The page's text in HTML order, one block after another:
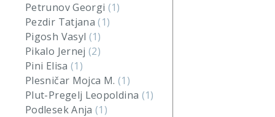
Petrunov Georgi (1)
Pezdir Tatjana(1)
Pigosh Vasyl (1)
Pikalo Jernej(2)
Pini Elisa (1)
Plesničar Mojca M. (1)
Plut-Pregelj Leopoldina (1)
Podlesek Anja(1)